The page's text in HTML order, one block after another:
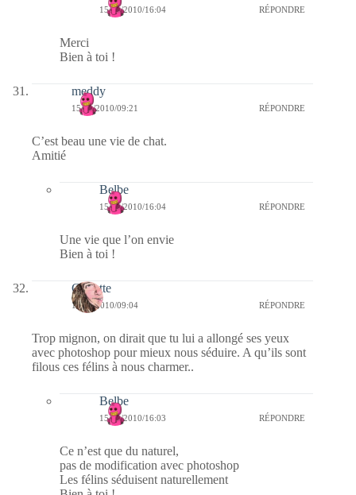
15/01/2010/16:04 RÉPONDRE
Merci
Bien à toi !
meddy
15/01/2010/09:21 RÉPONDRE
C’est beau une vie de chat.
Amitié
Belbe
15/01/2010/16:04 RÉPONDRE
Une vie que l’on envie
Bien à toi !
Crikette
15/01/2010/09:04 RÉPONDRE
Trop mignon, on dirait que tu lui a allongé ses yeux
avec photoshop pour mieux nous séduire. A qu’ils sont
filous ces félins à nous charmer..
Belbe
15/01/2010/16:03 RÉPONDRE
Ce n’est que du naturel,
pas de modification avec photoshop
Les félins séduisent naturellement